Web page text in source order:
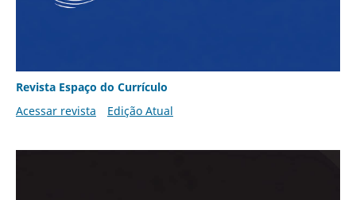
Revista Espaço do Currículo
Acessar revista
Edição Atual